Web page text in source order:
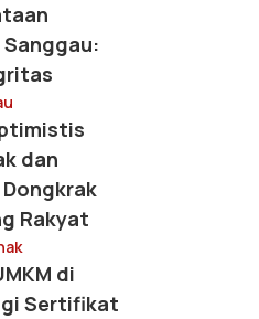
dan
Rakyat
di
Sertifikat